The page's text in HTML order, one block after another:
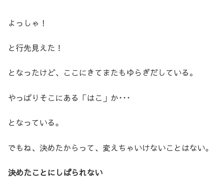
よっしゃ！
と行先見えた！
となったけど、ここにきてまたもゆらぎだしている。
やっぱりそこにある「はこ」か･･･
となっている。
でもね、決めたからって、変えちゃいけないことはない。
決めたことにしばられない